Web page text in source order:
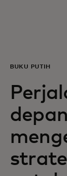
Untuk
Untuk
Berita
BUKU PUTIH